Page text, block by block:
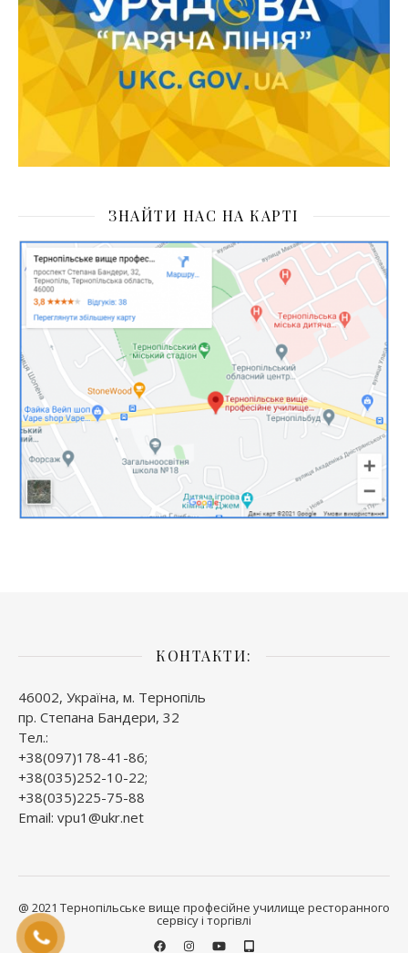
ЗНАЙТИ НАС НА КАРТІ
КОНТАКТИ:
46002, Україна, м. Тернопіль
пр. Степана Бандери, 32
Тел.:
+38(097)178-41-86;
+38(035)252-10-22;
+38(035)225-75-88
Email: vpu1@ukr.net
@ 2021 Тернопільське вище професійне училище ресторанного
сервісу і торгівлі